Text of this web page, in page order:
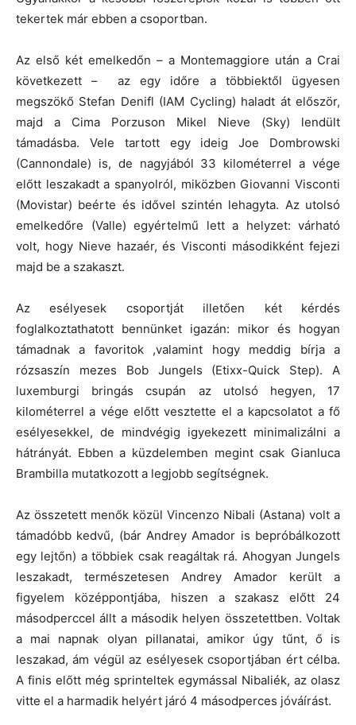
tekertek már ebben a csoportban.
Az első két emelkedőn – a Montemaggiore után a Crai
következett – az egy időre a többiektől ügyesen
megszökő Stefan Denifl (IAM Cycling) haladt át először,
majd a Cima Porzuson Mikel Nieve (Sky) lendült
támadásba. Vele tartott egy ideig Joe Dombrowski
(Cannondale) is, de nagyjából 33 kilométerrel a vége
előtt leszakadt a spanyolról, miközben Giovanni Visconti
(Movistar) beérte és idővel szintén lehagyta. Az utolsó
emelkedőre (Valle) egyértelmű lett a helyzet: várható
volt, hogy Nieve hazaér, és Visconti másodikként fejezi
majd be a szakaszt.
Az esélyesek csoportját illetően két kérdés
foglalkoztathatott bennünket igazán: mikor és hogyan
támadnak a favoritok ,valamint hogy meddig bírja a
rózsaszín mezes Bob Jungels (Etixx-Quick Step). A
luxemburgi bringás csupán az utolsó hegyen, 17
kilométerrel a vége előtt vesztette el a kapcsolatot a fő
esélyesekkel, de mindvégig igyekezett minimalizálni a
hátrányát. Ebben a küzdelemben megint csak Gianluca
Brambilla mutatkozott a legjobb segítségnek.
Az összetett menők közül Vincenzo Nibali (Astana) volt a
támadóbb kedvű, (bár Andrey Amador is bepróbálkozott
egy lejtőn) a többiek csak reagáltak rá. Ahogyan Jungels
leszakadt, természetesen Andrey Amador került a
figyelem középpontjába, hiszen a szakasz előtt 24
másodperccel állt a második helyen összetettben. Voltak
a mai napnak olyan pillanatai, amikor úgy tűnt, ő is
leszakad, ám végül az esélyesek csoportjában ért célba.
A finis előtt még sprinteltek egymással Nibaliék, az olasz
vitte el a harmadik helyért járó 4 másodperces jóváírást.